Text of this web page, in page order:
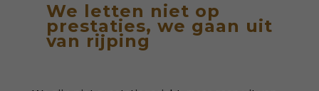
We letten niet op
prestaties, we gaan uit
van rijping